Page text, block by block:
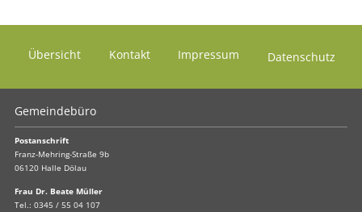
Übersicht Kontakt Impressum Datenschutz
Gemeindebüro
Postanschrift
Franz-Mehring-Straße 9b
06120 Halle Dölau
Frau Dr. Beate Müller
Tel.: 0345 / 55 04 107